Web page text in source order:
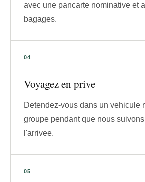
avec une pancarte nominative et
bagages.
Voyagez en prive
Detendez-vous dans un vehicule
groupe pendant que nous
l'arrivee.